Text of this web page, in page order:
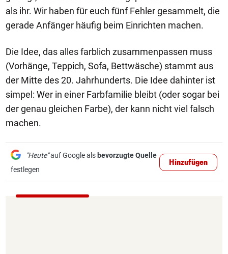
als ihr. Wir haben für euch fünf Fehler gesammelt, die
gerade Anfänger häufig beim Einrichten machen.
Die Idee, das alles farblich zusammenpassen muss
(Vorhänge, Teppich, Sofa, Bettwäsche) stammt aus
der Mitte des 20. Jahrhunderts. Die Idee dahinter ist
simpel: Wer in einer Farbfamilie bleibt (oder sogar bei
der genau gleichen Farbe), der kann nicht viel falsch
machen.
"Heute"auf Google als bevorzugte Quelle
festlegen
Hinzufügen